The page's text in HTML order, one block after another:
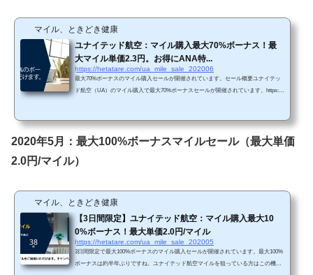
マイル、ときどき健康
ユナイテッド航空：マイル購入最大70%ボーナス！最
大マイル単価2.3円。お得にANA特...
https://hetatare.com/ua_mile_sale_202006
最大70%ボーナスのマイル購入セールが開催されています。セール概要ユナイテッ
ド航空（UA）のマイル購入で最大70%ボーナスセールが開催されています。https://b
りませんね。 Chromeで「リダイレクトが繰り返し行われました」というエラーが
生じてしまったら、以下の方法を試してみて下さい。 単価購入マイルによってボー
2020年5月：最大100%ボーナスマイルセール（最大単価
2.0円/マイル）
マイル、ときどき健康
【3日間限定】ユナイテッド航空：マイル購入最大10
0%ボーナス！最大単価2.0円/マイル
https://hetatare.com/ua_mile_sale_202005
3日間限定で最大100%ボーナスのマイル購入セールが開催されています。最大100%
ボーナスは約半年ぶりですね。ユナイテッド航空マイルを狙っている方はこの機会